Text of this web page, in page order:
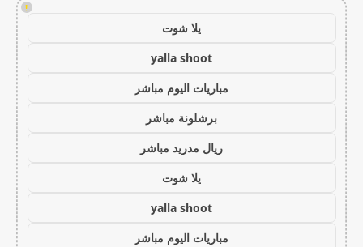
!
يلا شوت
yalla shoot
مباريات اليوم مباشر
برشلونة مباشر
ريال مدريد مباشر
يلا شوت
yalla shoot
مباريات اليوم مباشر